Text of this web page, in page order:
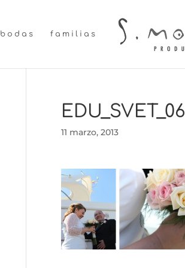
bodas familias
EDU_SVET_06
11 marzo, 2013